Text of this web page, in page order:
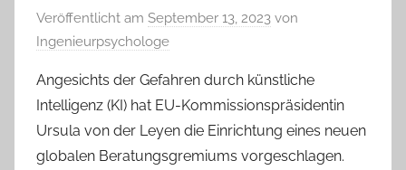
Veröffentlicht am September 13, 2023 von
Ingenieurpsychologe
Angesichts der Gefahren durch künstliche
Intelligenz (KI) hat EU-Kommissionspräsidentin
Ursula von der Leyen die Einrichtung eines neuen
globalen Beratungsgremiums vorgeschlagen.